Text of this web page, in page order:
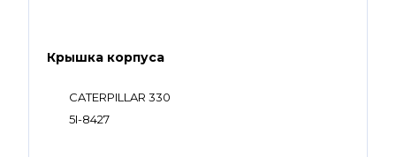
Крышка корпуса
CATERPILLAR 330
5I-8427